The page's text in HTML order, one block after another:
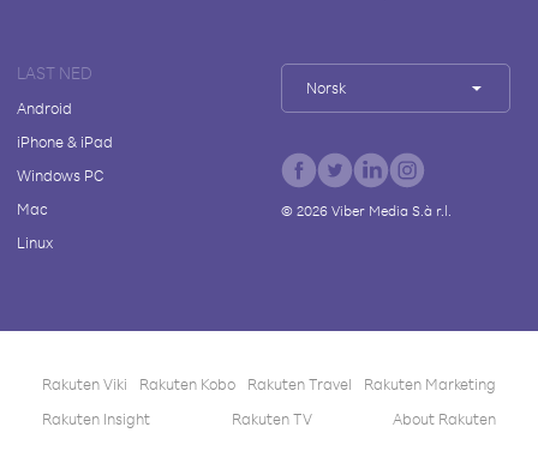
LAST NED
Android
iPhone & iPad
Windows PC
Mac
Linux
Norsk
© 2026Viber Media S.à r.l.
Rakuten Viki Rakuten Kobo Rakuten Travel
Rakuten Marketing
Rakuten Insight
Rakuten TV About Rakuten